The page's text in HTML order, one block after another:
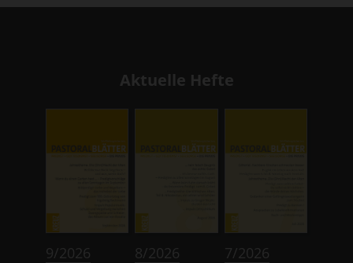
Aktuelle Hefte
9/2026 8/2026 7/2026